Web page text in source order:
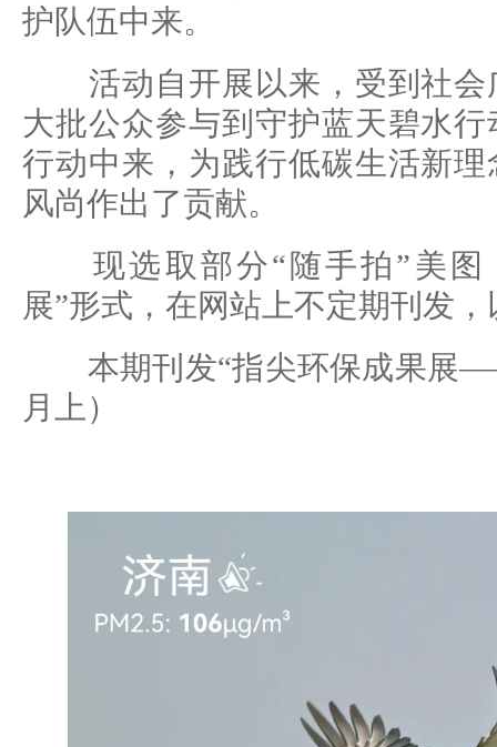
护队伍中来。
活动自开展以来，受到社会
大批公众参与到守护蓝天碧水
行动中来，为践行低碳生活新
风尚作出了贡献。
现选取部分“随手拍”美图
展”形式，在网站上不定期刊发
本期刊发“指尖环保成果展
月上）